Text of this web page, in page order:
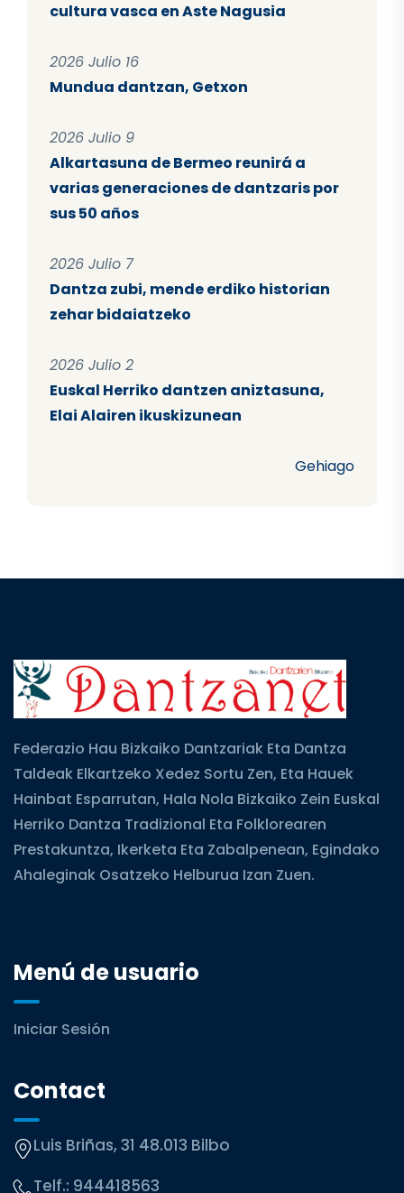
cultura vasca en Aste Nagusia
2026 Julio 16
Mundua dantzan, Getxon
2026 Julio 9
Alkartasuna de Bermeo reunirá a
varias generaciones de dantzaris por
sus 50 años
2026 Julio 7
Dantza zubi, mende erdiko historian
zehar bidaiatzeko
2026 Julio 2
Euskal Herriko dantzen aniztasuna,
Elai Alairen ikuskizunean
Gehiago
Federazio Hau Bizkaiko Dantzariak Eta Dantza
Taldeak Elkartzeko Xedez Sortu Zen, Eta Hauek
Hainbat Esparrutan, Hala Nola Bizkaiko Zein Euskal
Herriko Dantza Tradizional Eta Folklorearen
Prestakuntza, Ikerketa Eta Zabalpenean, Egindako
Ahaleginak Osatzeko Helburua Izan Zuen.
Menú de usuario
Iniciar Sesión
Contact
Luis Briñas, 31 48.013 Bilbo
Telf.: 944418563